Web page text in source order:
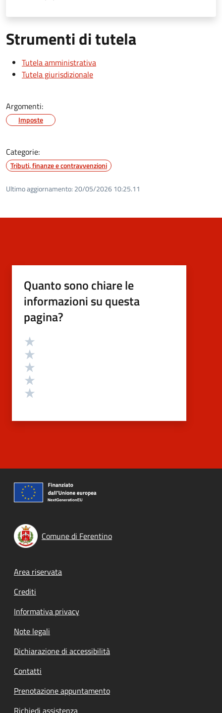
Strumenti di tutela
Tutela amministrativa
Tutela giurisdizionale
Argomenti:
Imposte
Categorie:
Tributi, finanze e contravvenzioni
Ultimo aggiornamento: 20/05/2026 10:25.11
Quanto sono chiare le
informazioni su questa
pagina?
Valutazione
Comune di Ferentino
Footer menu
Area riservata
Crediti
Informativa privacy
Note legali
Dichiarazione di accessibilità
Contatti
Prenotazione appuntamento
Richiedi assistenza